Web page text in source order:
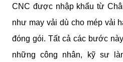
CNC được nhập khẩu từ
như may vải dù cho mép vải
đóng gói. Tất cả các bước
những công nhân, kỹ sư